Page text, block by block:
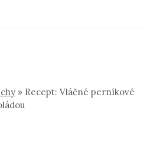
» Recept: Vláčné perníkové